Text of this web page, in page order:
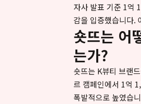
자사 발표 기준 1억
감을 입증했습니다.
숏뜨는 어
는가?
숏뜨는 K뷰티 브랜
르 캠페인에서 1억
폭발적으로 높였습